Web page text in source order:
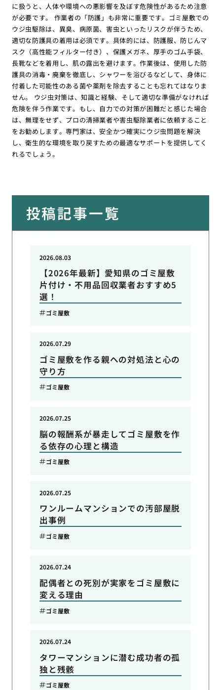
に扱うと、人体や環境への悪影響を及ぼす危険性があるため注意
が必要です。 作業者の「防護」も非常に重要です。ゴミ屋敷での
ウジ虫駆除は、異臭、病原菌、害虫といったリスクが伴うため、
適切な防護具の着用は必須です。具体的には、防護服、防じんマ
スク（高性能フィルター付き）、保護メガネ、厚手のゴム手袋、
長靴などを着用し、肌の露出を避けます。作業後は、使用した防
護具の消毒・廃棄を徹底し、シャワーを浴びるなどして、身体に
付着した可能性のある菌や薬剤を除去することも忘れてはなりま
せん。 ウジ虫対策は、知識と経験、そして適切な準備がなければ
危険を伴う作業です。もし、自力での対策が困難だと感じた場合
は、無理をせず、プロの清掃業者や害虫駆除業者に依頼すること
をお勧めします。専門家は、安全かつ確実にウジ虫問題を解決
し、衛生的な環境を取り戻すための最適なサポートを提供してく
れるでしょう。
投稿記事一覧
【2026年最新】愛知県のゴミ屋敷
片付け・不用品回収業者おすすめ5
選！
2026.08.03
ゴミ屋敷
ゴミ屋敷を作る親への対処法と心の
守り方
2026.07.29
ゴミ屋敷
脳の報酬系が暴走してゴミ屋敷を作
る依存の心理と構造
2026.07.25
ゴミ屋敷
ワンルームマンションでの汚部屋脱
出事例
2026.07.25
ゴミ屋敷
配偶者との死別が実家をゴミ屋敷に
変える理由
2026.07.24
ゴミ屋敷
タワーマンションに潜む成功者の孤
独と残骸
2026.07.24
ゴミ屋敷